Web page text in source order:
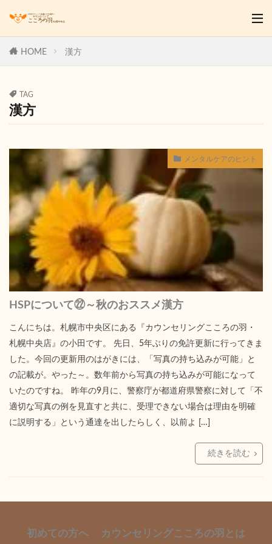
HOME 漢方
TAG
漢方
メンタルケアのヒント
HSPについて㉒～秋のおススメ漢方
こんにちは。札幌市中央区にある『カウンセリングこころの羽・
札幌中央店』の小田です。 先日、5年ぶりの免許更新に行ってきま
した。今回の更新用のはがきには、「写真の持ち込みが可能」と
の記載が。やった～。数年前から写真の持ち込みが可能になって
いたのですね。 昨年の9月に、警察庁が都道府県警察に対して「不
適切な写真の例を見直すと共に、受理できない場合は理由を明確
に説明する」という通達を出したらしく、以前よ […]
続きを読む
初めての方へ カウンセリングこころの羽とは